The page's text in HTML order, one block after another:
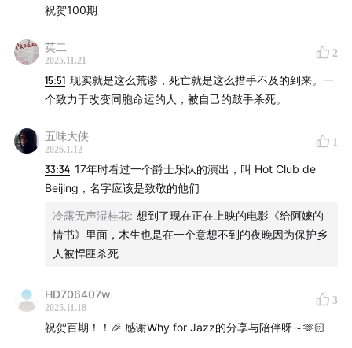
视频播客，欢迎大家点赞关注，作为播客伴侣，配合使
用。
本期播客的文字稿可以在小报童找到。
00:00 Let’s Do It (Let’s Fall in Love) – Cole Poter
The Clef Club Grand March – Atlanta Ragtime
Menphis Blues – The Hellfighters Band
Alexander
祝贺100期
英二
2025.11.21
2
15:51 现实就是这么荒谬，死亡就是这么措手不及的到来。一
个致力于改变同胞命运的人，被自己的鼓手杀死。
五味大侠
2026.1.12
1
33:34 17年时看过一个爵士乐队的演出，叫 Hot Club de
Beijing，名字应该是致敬的他们
冷露无声湿桂花: 想到了现在正在上映的电影《给阿嬷的
情书》里面，木生也是在一个意想不到的夜晚因为保护乡
人被悍匪杀死
HD706407w
2025.11.18
3
祝贺百期！！🎉 感谢Why for Jazz的分享与陪伴呀～🫶🏻